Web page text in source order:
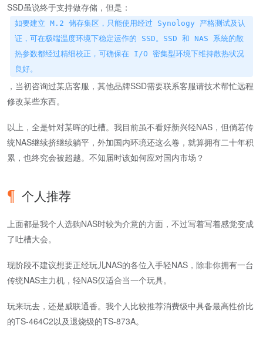
SSD虽说终于支持做存储，但是：
如要建立 M.2 储存集区，只能使用经过 Synology 严格测试及认
证，可在极端温度环境下稳定运作的 SSD。SSD 和 NAS 系統的散
热参数都经过精细校正，可确保在 I/O 密集型环境下维持散热状况
良好。
，当初咨询过某店客服，其他品牌SSD需要联系客服请技术帮忙远程
修改某些东西。
以上，全是针对某晖的吐槽。我目前虽不看好新兴轻NAS，但倘若传
统NAS继续挤继续躺平，外加国内环境还这么卷，就算拥有二十年积
累，也终究会被超越。不知届时该如何应对国内市场？
个人推荐
上面都是我个人选购NAS时较为介意的方面，不过写着写着感觉变成
了吐槽大会。
现阶段不建议想要正经玩儿NAS的各位入手轻NAS，除非你拥有一台
传统NAS主力机，轻NAS仅适合当一个玩具。
玩来玩去，还是威联通香。我个人比较推荐消费级中具备最高性价比
的TS-464C2以及退烧级的TS-873A。